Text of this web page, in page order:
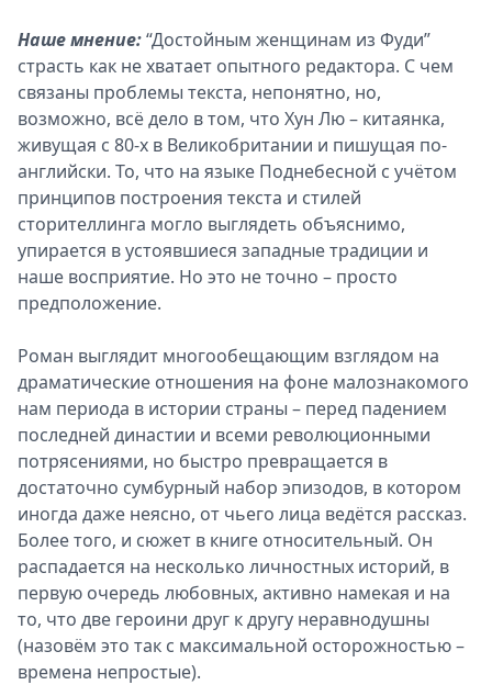
Наше мнение:“Достойным женщинам из Фуди”
страсть как не хватает опытного редактора. С чем
связаны проблемы текста, непонятно, но,
возможно, всё дело в том, что Хун Лю – китаянка,
живущая с 80-х в Великобритании и пишущая по-
английски. То, что на языке Поднебесной с учётом
принципов построения текста и стилей
сторителлинга могло выглядеть объяснимо,
упирается в устоявшиеся западные традиции и
наше восприятие. Но это не точно – просто
предположение.
Роман выглядит многообещающим взглядом на
драматические отношения на фоне малознакомого
нам периода в истории страны – перед падением
последней династии и всеми революционными
потрясениями, но быстро превращается в
достаточно сумбурный набор эпизодов, в котором
иногда даже неясно, от чьего лица ведётся рассказ.
Более того, и сюжет в книге относительный. Он
распадается на несколько личностных историй, в
первую очередь любовных, активно намекая и на
то, что две героини друг к другу неравнодушны
(назовём это так с максимальной осторожностью –
времена непростые).